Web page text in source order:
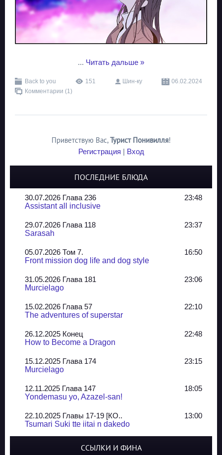
... Читать дальше »
Back to you 151 Шин-ку
06.02.2024
Комментарии (1)
Приветствую Вас,Турист Понивилля!
Регистрация | Вход
ПОСЛЕДНИЕ БЛЮДА
30.07.2026 Глава 236
23:48
Assistant all inclusive
29.07.2026 Глава 118
23:37
Sarasah
05.07.2026 Том 7.
16:50
Front mission dog life and dog style
31.05.2026 Глава 181
23:06
Murcielago
15.02.2026 Глава 57
22:10
The adventures of superstar
26.12.2025 Конец
22:48
How to Become a Dragon
15.12.2025 Глава 174
23:15
Murcielago
12.11.2025 Глава 147
18:05
Yondemasu yo, Azazel-san!
22.10.2025 Главы 17-19 [КО..
13:00
Tsumari Suki tte iitai n dakedo
ССЫЛКИ И ФИНА